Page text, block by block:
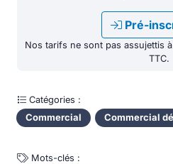
Pré-
Nos tarifs ne sont pas assujettis
TTC.
Catégories :
Commercial Commercial
Mots-clés :